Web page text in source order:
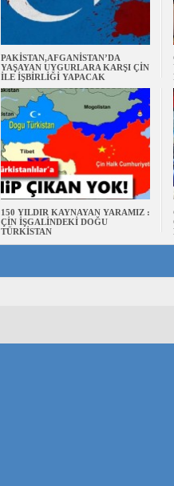
PAKİSTAN,AFGANİSTAN’DA
YAŞAYAN UYGURLARA KARŞI ÇİN
İLE İŞBİRLİĞİ YAPACAK
150 YILDIR KAYNAYAN YARAMIZ :
ÇİN İŞGALİNDEKİ DOĞU
TÜRKİSTAN